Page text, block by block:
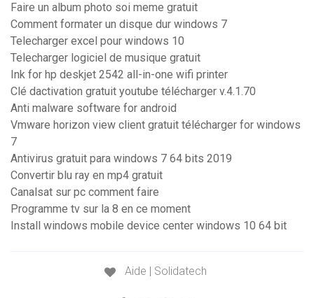
Faire un album photo soi meme gratuit
Comment formater un disque dur windows 7
Telecharger excel pour windows 10
Telecharger logiciel de musique gratuit
Ink for hp deskjet 2542 all-in-one wifi printer
Clé dactivation gratuit youtube télécharger v.4.1.70
Anti malware software for android
Vmware horizon view client gratuit télécharger for windows
7
Antivirus gratuit para windows 7 64 bits 2019
Convertir blu ray en mp4 gratuit
Canalsat sur pc comment faire
Programme tv sur la 8 en ce moment
Install windows mobile device center windows 10 64 bit
Aide | Solidatech